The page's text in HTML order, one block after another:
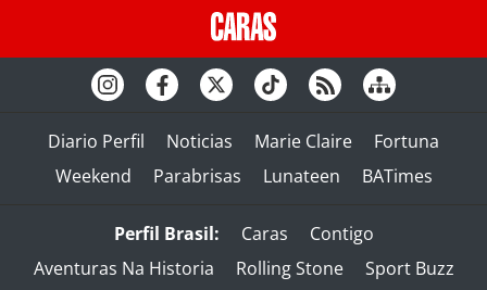
Diario Perfil Noticias Marie Claire
Fortuna
Weekend
Parabrisas Lunateen BATimes
Perfil Brasil: Caras
Contigo
Aventuras Na Historia
Rolling Stone
Sport Buzz